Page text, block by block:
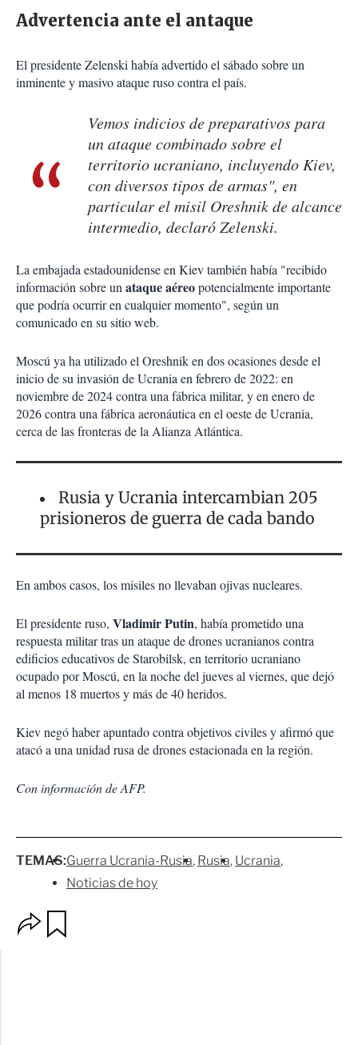
Advertencia ante el antaque
El presidente Zelenski había advertido el sábado sobre un
inminente y masivo ataque ruso contra el país.
Vemos indicios de preparativos para
un ataque combinado sobre el
territorio ucraniano, incluyendo Kiev,
con diversos tipos de armas", en
particular el misil Oreshnik de alcance
intermedio, declaró Zelenski.
La embajada estadounidense en Kiev también había "recibido
información sobre unataque aéreopotencialmente importante
que podría ocurrir en cualquier momento", según un
comunicado en su sitio web.
Moscú ya ha utilizado el Oreshnik en dos ocasiones desde el
inicio de su invasión de Ucrania en febrero de 2022: en
noviembre de 2024 contra una fábrica militar, y en enero de
2026 contra una fábrica aeronáutica en el oeste de Ucrania,
cerca de las fronteras de la Alianza Atlántica.
Rusia y Ucrania intercambian 205
prisioneros de guerra de cada bando
En ambos casos, los misiles no llevaban ojivas nucleares.
El presidente ruso, Vladimir Putin, había prometido una
respuesta militar tras un ataque de drones ucranianos contra
edificios educativos de Starobilsk, en territorio ucraniano
ocupado por Moscú, en la noche del jueves al viernes, que dejó
al menos 18 muertos y más de 40 heridos.
Kiev negó haber apuntado contra objetivos civiles y afirmó que
atacó a una unidad rusa de drones estacionada en la región.
Con información de AFP.
TEMAS:Guerra Ucrania-Rusia Rusia Ucrania
Noticias de hoy